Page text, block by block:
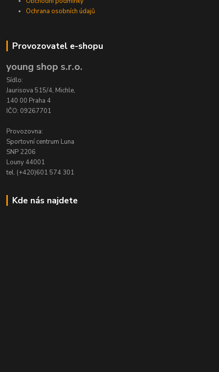
Ochrana osobních údajů
Provozovatel e-shopu
young shop s.r.o.
Sídlo:
Jaurisova 515/4, Michle,
140 00 Praha 4
IČO: 09267701
Provozovna:
Sportovní centrum Luna
SNP 2206
Louny 44001
tel. (+420)601 574 301
Kde nás najdete